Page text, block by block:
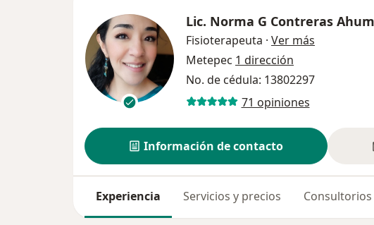
Lic. Norma G Contreras
Fisioterapeuta · Ver más
Metepec 1 dirección
No. de cédula: 13802297
71 opiniones
Información de contacto
Experiencia Servicios y precios Consultorios